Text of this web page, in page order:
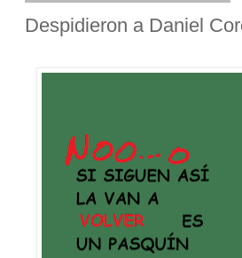
Despidieron a Daniel